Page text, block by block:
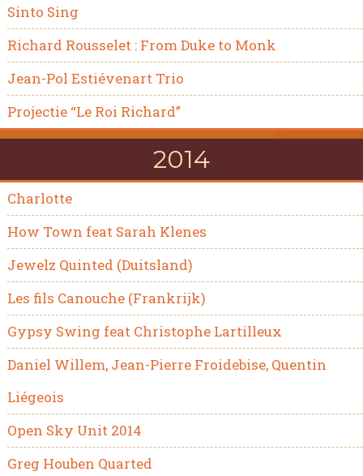
Sinto Sing
Richard Rousselet : From Duke to Monk
Jean-Pol Estiévenart Trio
Projectie “Le Roi Richard”
2014
Charlotte
How Town feat Sarah Klenes
Jewelz Quinted (Duitsland)
Les fils Canouche (Frankrijk)
Gypsy Swing feat Christophe Lartilleux
Daniel Willem, Jean-Pierre Froidebise, Quentin
Liégeois
Open Sky Unit 2014
Greg Houben Quarted